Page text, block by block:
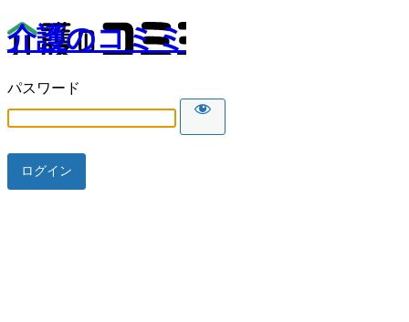
介護のコミミ
パスワード